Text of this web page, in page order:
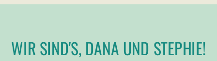
WIR SIND'S, DANA UND STEPHIE!